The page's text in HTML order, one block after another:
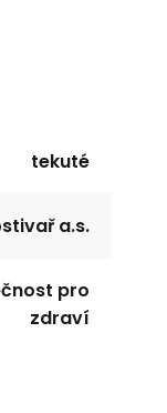
tekuté
a.s.
pro
zdraví